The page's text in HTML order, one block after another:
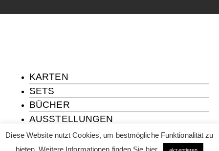
Diese Website nutzt Cookies, um bestmögliche Funktionalität zu
bieten. Weitere Informationen finden Sie hier.
KARTEN
SETS
BÜCHER
AUSSTELLUNGEN
ÜBER MICH
KONTAKT